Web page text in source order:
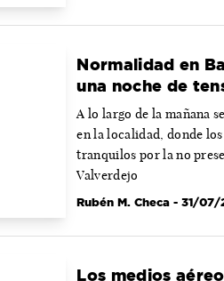
Normalidad en
una noche de
A lo largo de la mañana
en la localidad, donde
tranquilos por la no
Valverdejo
Rubén M. Checa - 31/07/
Los medios